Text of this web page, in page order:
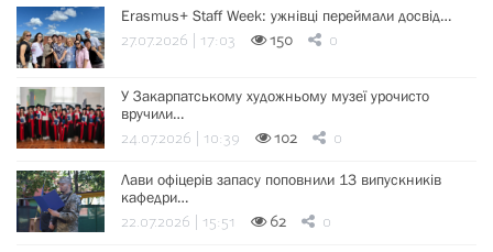
Erasmus+ Staff Week: ужнівці переймали досвід…
27.07.2026 | 17:03 150 0
У Закарпатському художньому музеї урочисто
вручили…
24.07.2026 | 10:39 102 0
Лави офіцерів запасу поповнили 13 випускників
кафедри…
22.07.2026 | 15:51 62 0